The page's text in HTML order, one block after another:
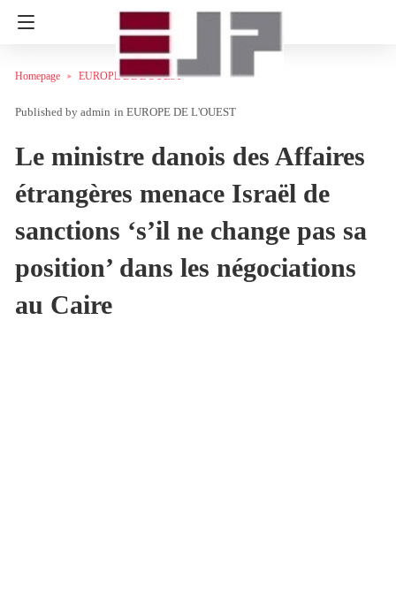
Homepage EUROPE DE L'OUEST
admin in EUROPE DE L'OUEST
Le ministre danois des Affaires
étrangères menace Israël de
sanctions ‘s’il ne change pas sa
position’ dans les négociations
au Caire